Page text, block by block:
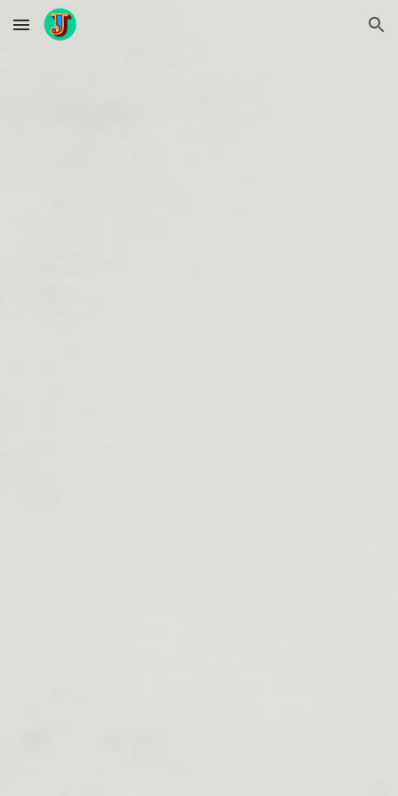
Skip to main content Skip to navigation